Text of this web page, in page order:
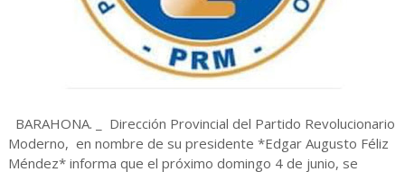
BARAHONA. _ Dirección Provincial del Partido Revolucionario
Moderno, en nombre de su presidente *Edgar Augusto Féliz
Méndez* informa que el próximo domingo 4 de junio, se